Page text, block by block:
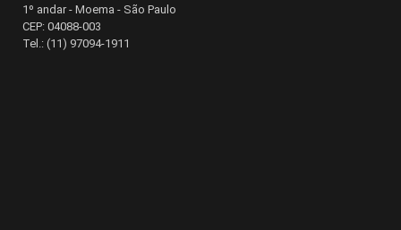
1º andar - Moema - São Paulo
CEP: 04088-003
Tel.: (11) 97094-1911